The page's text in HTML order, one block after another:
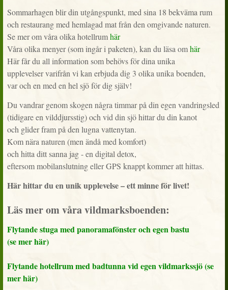
Sommarhagen blir din utgångspunkt, med sina 18 bekväma rum
och restaurang med hemlagad mat från den omgivande naturen.
Se mer om våra olika hotellrumhär
Våra olika menyer (som ingår i paketen), kan du läsa omhär
Här får du all information som behövs för dina unika
upplevelser varifrån vi kan erbjuda dig 3 olika unika boenden,
var och en med en hel sjö för dig själv!
Du vandrar genom skogen några timmar på din egen vandringsled
(tidigare en vilddjursstig) och vid din sjö hittar du din kanot
och glider fram på den lugna vattenytan.
Kom nära naturen (men ändå med komfort)
och hitta ditt sanna jag - en digital detox,
eftersom mobilanslutning eller GPS knappt kommer att hittas.
Här hittar du en unik upplevelse – ett minne för livet!
Läs mer om våra vildmarksboenden:
Flytande stuga med panoramafönster och egen bastu
(se mer här)
Flytande hotellrum med badtunna vid egen vildmarkssjö (se
mer här)